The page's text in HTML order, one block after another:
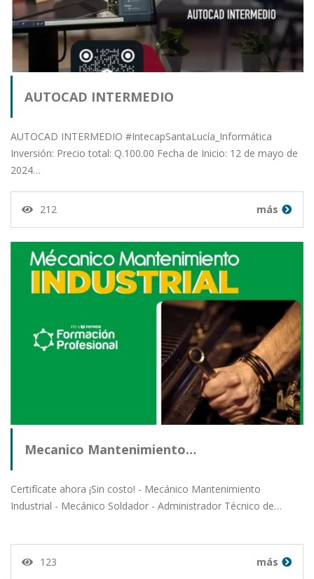
AUTOCAD INTERMEDIO
AUTOCAD INTERMEDIO #IntecapSantaLucía_Informática
Inversión: Precio total: Q.100.00 Fecha de Inicio: 12 de mayo de
2024…
212 más
Mecanico Mantenimiento…
Certifícate ahora ¡Sin costo! - Mecánico Mantenimiento
Industrial - Mecánico Soldador - Administrador Técnico de…
123 más